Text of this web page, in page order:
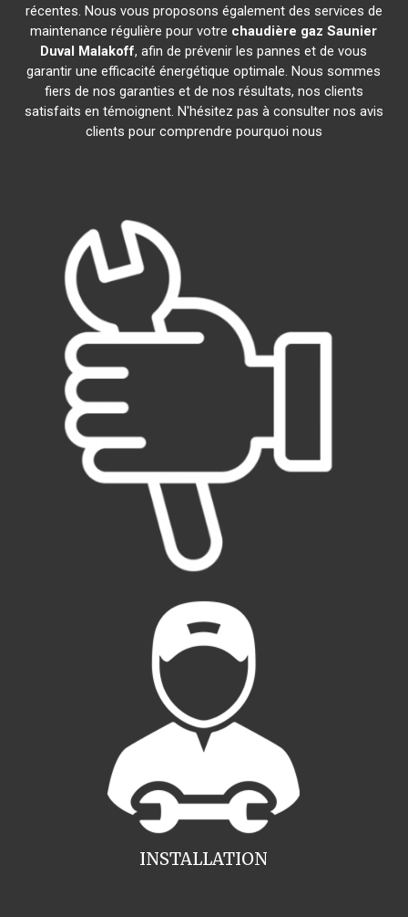
récentes. Nous vous proposons également des services de
maintenance régulière pour votre chaudière gaz Saunier
Duval Malakoff, afin de prévenir les pannes et de vous
garantir une efficacité énergétique optimale. Nous sommes
fiers de nos garanties et de nos résultats, nos clients
satisfaits en témoignent. N'hésitez pas à consulter nos avis
clients pour comprendre pourquoi nous
INSTALLATION